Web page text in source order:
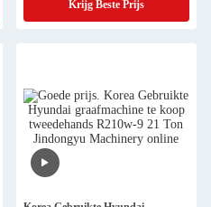
Krijg Beste Prijs